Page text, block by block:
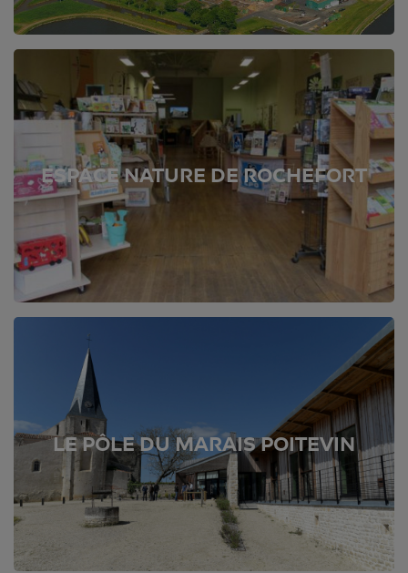
ESPACE NATURE DE ROCHEFORT
LE PÔLE DU MARAIS POITEVIN